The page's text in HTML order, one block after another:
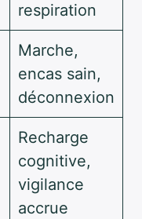
respiration
Marche,
encas sain,
déconnexion
Recharge
cognitive,
vigilance
accrue